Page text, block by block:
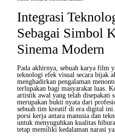
Integrasi
Sebagai Simbol
Sinema Modern
Pada akhirnya, sebuah karya film
teknologi efek visual secara bijak
menghadirkan pengalaman
terlupakan bagi masyarakat luas.
artistik awal yang telah disepakati
merupakan bukti nyata dari
sebuah tim kreatif di era digital
porsi kerja antara manusia dan
untuk menyuguhkan kualitas
tetap memiliki kedalaman narasi